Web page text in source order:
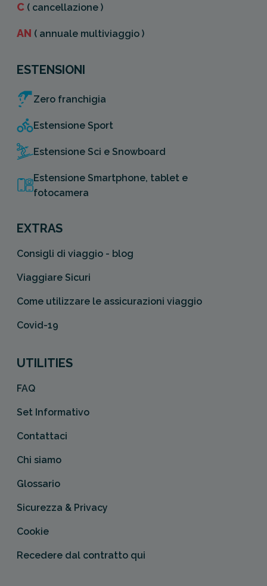
C ( cancellazione )
AN ( annuale multiviaggio )
ESTENSIONI
Zero franchigia
Estensione Sport
Estensione Sci e Snowboard
Estensione Smartphone, tablet e
fotocamera
EXTRAS
Consigli di viaggio - blog
Viaggiare Sicuri
Come utilizzare le assicurazioni viaggio
Covid-19
UTILITIES
FAQ
Set Informativo
Contattaci
Chi siamo
Glossario
Sicurezza & Privacy
Cookie
Recedere dal contratto qui